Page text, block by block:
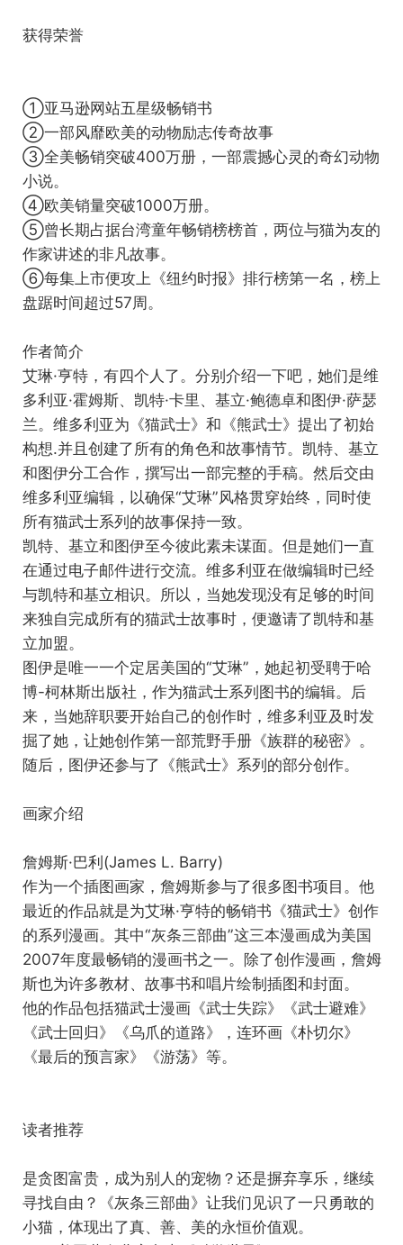
获得荣誉
①亚马逊网站五星级畅销书
②一部风靡欧美的动物励志传奇故事
③全美畅销突破400万册，一部震撼心灵的奇幻动物
小说。
④欧美销量突破1000万册。
⑤曾长期占据台湾童年畅销榜榜首，两位与猫为友的
作家讲述的非凡故事。
⑥每集上市便攻上《纽约时报》排行榜第一名，榜上
盘踞时间超过57周。
作者简介
艾琳·亨特，有四个人了。分别介绍一下吧，她们是维
多利亚·霍姆斯、凯特·卡里、基立·鲍德卓和图伊·萨瑟
兰。维多利亚为《猫武士》和《熊武士》提出了初始
构想.并且创建了所有的角色和故事情节。凯特、基立
和图伊分工合作，撰写出一部完整的手稿。然后交由
维多利亚编辑，以确保“艾琳”风格贯穿始终，同时使
所有猫武士系列的故事保持一致。
凯特、基立和图伊至今彼此素未谋面。但是她们一直
在通过电子邮件进行交流。维多利亚在做编辑时已经
与凯特和基立相识。所以，当她发现没有足够的时间
来独自完成所有的猫武士故事时，便邀请了凯特和基
立加盟。
图伊是唯一一个定居美国的“艾琳”，她起初受聘于哈
博-柯林斯出版社，作为猫武士系列图书的编辑。后
来，当她辞职要开始自己的创作时，维多利亚及时发
掘了她，让她创作第一部荒野手册《族群的秘密》。
随后，图伊还参与了《熊武士》系列的部分创作。
画家介绍
詹姆斯·巴利(James L. Barry)
作为一个插图画家，詹姆斯参与了很多图书项目。他
最近的作品就是为艾琳·亨特的畅销书《猫武士》创作
的系列漫画。其中“灰条三部曲”这三本漫画成为美国
2007年度最畅销的漫画书之一。除了创作漫画，詹姆
斯也为许多教材、故事书和唱片绘制插图和封面。
他的作品包括猫武士漫画《武士失踪》《武士避难》
《武士回归》《乌爪的道路》，连环画《朴切尔》
《最后的预言家》《游荡》等。
读者推荐
是贪图富贵，成为别人的宠物？还是摒弃享乐，继续
寻找自由？《灰条三部曲》让我们见识了一只勇敢的
小猫，体现出了真、善、美的永恒价值观。